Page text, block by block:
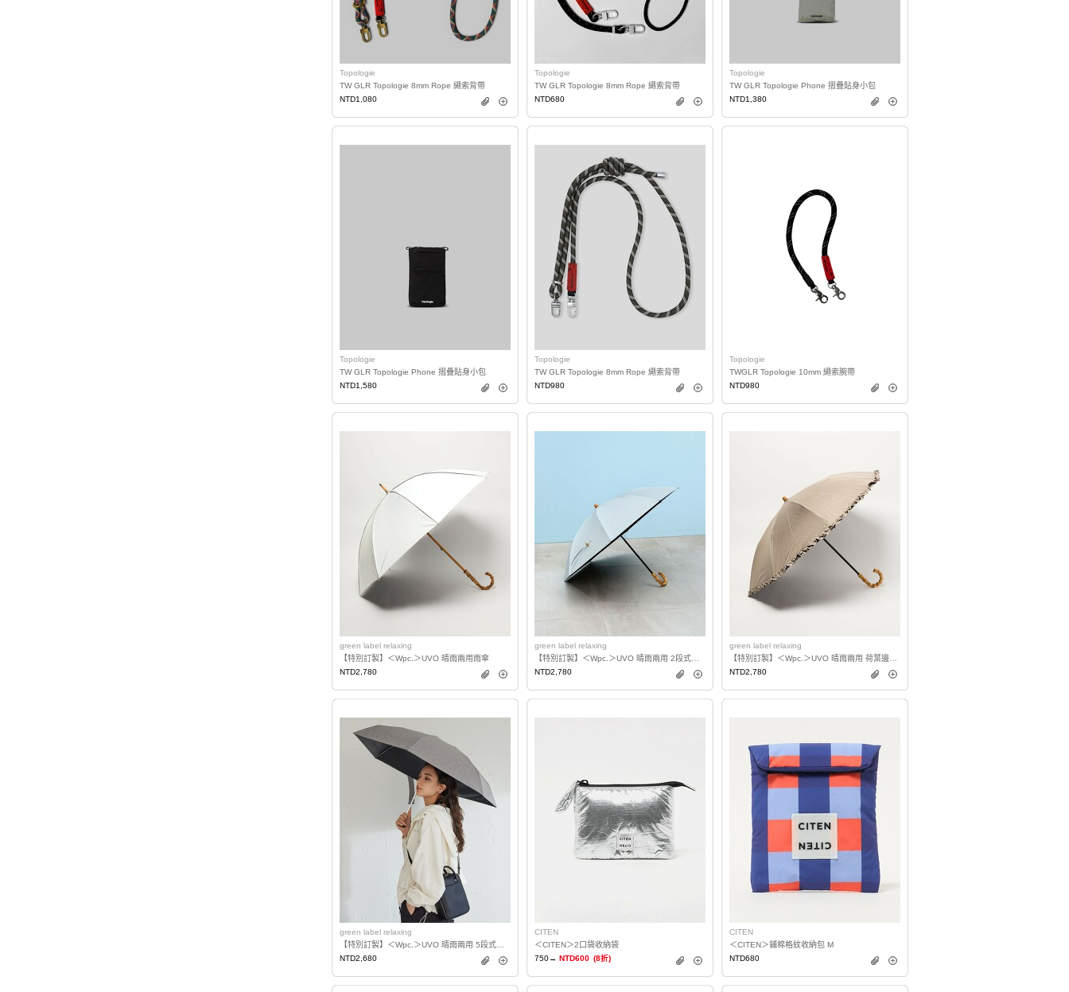
Topologie
TW GLR Topologie 8mm Rope 繩索背帶
NTD1,080
Topologie
TW GLR Topologie 8mm Rope 繩索背帶
NTD680
Topologie
TW GLR Topologie Phone 摺疊貼身小包
NTD1,380
Topologie
TW GLR Topologie Phone 摺疊貼身小包
NTD1,580
Topologie
TW GLR Topologie 8mm Rope 繩索背帶
NTD980
Topologie
TWGLR Topologie 10mm 繩索腕帶
NTD980
green label relaxing
【特別訂製】＜Wpc.＞UVO 晴雨兩用雨傘
NTD2,780
green label relaxing
NTD2,780
green label relaxing
NTD2,780
green label relaxing
NTD2,680
CITEN
＜CITEN＞2口袋收納袋
750→ NTD600 (8折)
CITEN
＜CITEN＞鋪棉格紋收納包 M
NTD680